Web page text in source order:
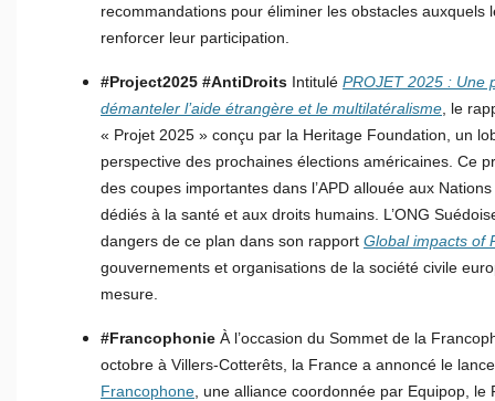
recommandations pour éliminer les obstacles auxquels
renforcer leur participation.
#Project2025 #AntiDroits Intitulé PROJET 2025 : Une
démanteler l’aide étrangère et le multilatéralisme , le
« Projet 2025 » conçu par la Heritage Foundation, un
perspective des prochaines élections américaines. Ce
des coupes importantes dans l’APD allouée aux
dédiés à la santé et aux droits humains. L’ONG
dangers de ce plan dans son rapport Global impacts of
gouvernements et organisations de la société civile
mesure.
#Francophonie À l’occasion du Sommet de la
octobre à Villers-Cotterêts, la France a annoncé le
Francophone , une alliance coordonnée par Equipop,